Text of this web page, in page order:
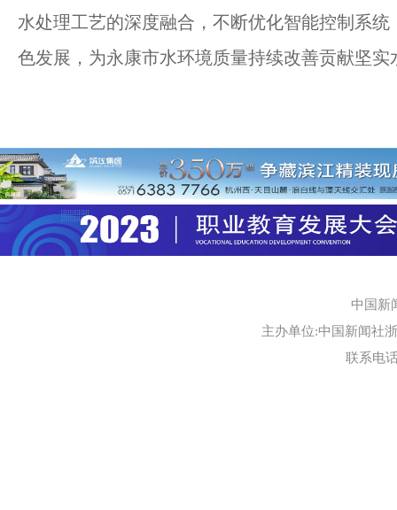
水处理工艺的深度融合，不断优化智能控制系
色发展，为永康市水环境质量持续改善贡献坚实
中国新
主办单位:中国新闻社
联系电